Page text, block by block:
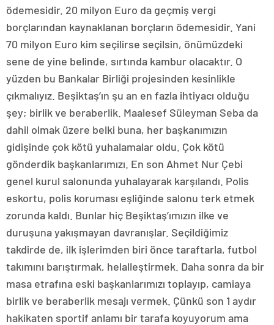
ödemesidir. 20 milyon Euro da geçmiş vergi
borçlarından kaynaklanan borçların ödemesidir. Yani
70 milyon Euro kim seçilirse seçilsin, önümüzdeki
sene de yine belinde, sırtında kambur olacaktır. O
yüzden bu Bankalar Birliği projesinden kesinlikle
çıkmalıyız. Beşiktaş’ın şu an en fazla ihtiyacı olduğu
şey; birlik ve beraberlik. Maalesef Süleyman Seba da
dahil olmak üzere belki buna, her başkanımızın
gidişinde çok kötü yuhalamalar oldu. Çok kötü
gönderdik başkanlarımızı. En son Ahmet Nur Çebi
genel kurul salonunda yuhalayarak karşılandı. Polis
eskortu, polis koruması eşliğinde salonu terk etmek
zorunda kaldı. Bunlar hiç Beşiktaş’ımızın ilke ve
duruşuna yakışmayan davranışlar. Seçildiğimiz
takdirde de, ilk işlerimden biri önce taraftarla, futbol
takımını barıştırmak, helalleştirmek. Daha sonra da bir
masa etrafına eski başkanlarımızı toplayıp, camiaya
birlik ve beraberlik mesajı vermek. Çünkü son 1 aydır
hakikaten sportif anlamı bir tarafa koyuyorum ama